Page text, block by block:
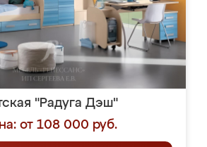
"Радуга Дэш"
от 108 000 руб.